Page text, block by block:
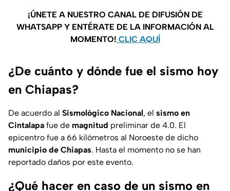
¡ÚNETE A NUESTRO CANAL DE DIFUSIÓN DE
WHATSAPP Y ENTÉRATE DE LA INFORMACIÓN AL
MOMENTO! CLIC AQUÍ
¿De cuánto y dónde fue el sismo hoy
en Chiapas?
De acuerdo al Sismológico Nacional, el sismo en
Cintalapa fue de magnitud preliminar de 4.0. El
epicentro fue a 66 kilómetros al Noroeste de dicho
municipio de Chiapas. Hasta el momento no se han
reportado daños por este evento.
¿Qué hacer en caso de un sismo en